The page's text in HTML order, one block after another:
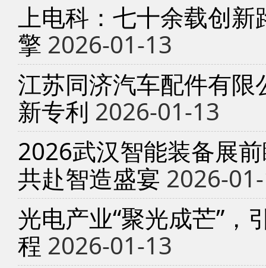
上电科：七十余载创
擎 2026-01-13
江苏同济汽车配件有
新专利 2026-01-13
2026武汉智能装备展
共赴智造盛宴 2026-
光电产业“聚光成芒”，
程 2026-01-13